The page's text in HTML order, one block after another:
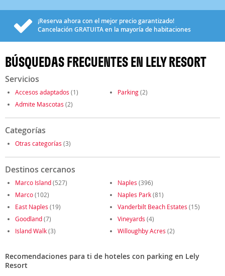
¡Reserva ahora con el mejor precio garantizado!
Cancelación GRATUITAen la mayoría de habitaciones
BÚSQUEDAS FRECUENTES EN LELY RESORT
Servicios
Accesos adaptados (1) Parking(2)
Admite Mascotas (2)
Categorías
Otras categorías (3)
Destinos cercanos
Marco Island(527) Naples (396)
Marco(102) Naples Park(81)
East Naples (19) Vanderbilt Beach Estates (15)
Goodland(7) Vineyards (4)
Island Walk(3) Willoughby Acres (2)
Recomendaciones para ti de hoteles con parking en Lely
Resort